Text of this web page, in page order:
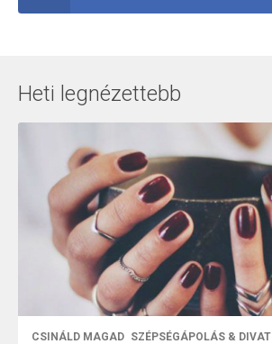
Heti legnézettebb
CSINÁLD MAGAD SZÉPSÉGÁPOLÁS & DIVAT